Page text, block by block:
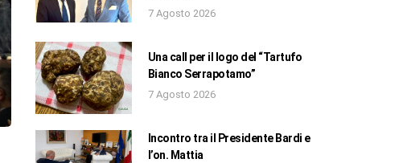
7 Agosto 2026
Una call per il logo del “Tartufo
Bianco Serrapotamo”
7 Agosto 2026
Incontro tra il Presidente Bardi e
l’on. Mattia